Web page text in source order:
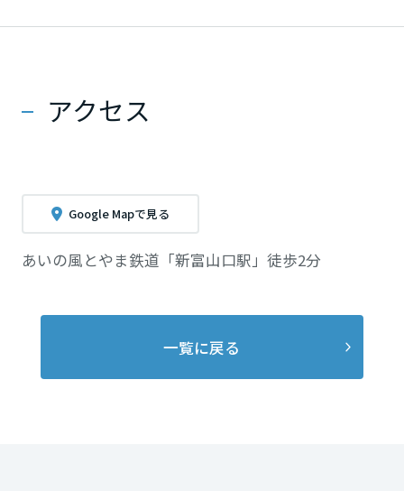
アクセス
Google Mapで見る
あいの風とやま鉄道「新富山口駅」徒歩2分
一覧に戻る